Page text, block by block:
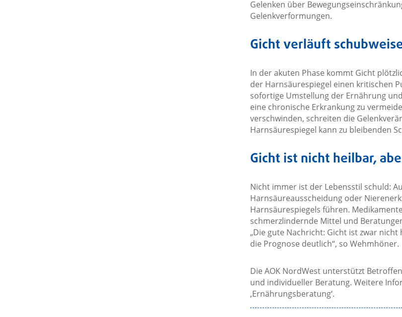
Gelenken über
Gelenkverformungen.
Gicht verläuft
In der akuten Phase kommt Gicht
der Harnsäurespiegel einen kritischen
sofortige Umstellung der Ernährung
eine chronische Erkrankung zu
verschwinden, schreiten die
Harnsäurespiegel kann zu bleibenden
Gicht ist nicht heilbar,
Nicht immer ist der Lebensstil schuld:
Harnsäureausscheidung oder
Harnsäurespiegels führen.
schmerzlindernde Mittel und
„Die gute Nachricht: Gicht ist zwar
die Prognose deutlich“, so Wehmhöner.
Die AOK NordWest unterstützt
und individueller Beratung. Weitere
‚Ernährungsberatung‘.